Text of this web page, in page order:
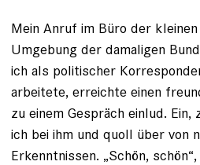
Mein Anruf im Büro der
Umgebung der damaligen
ich als politischer
arbeitete, erreichte einen
zu einem Gespräch einlud. Ein,
ich bei ihm und quoll über von
Erkenntnissen. „Schön,